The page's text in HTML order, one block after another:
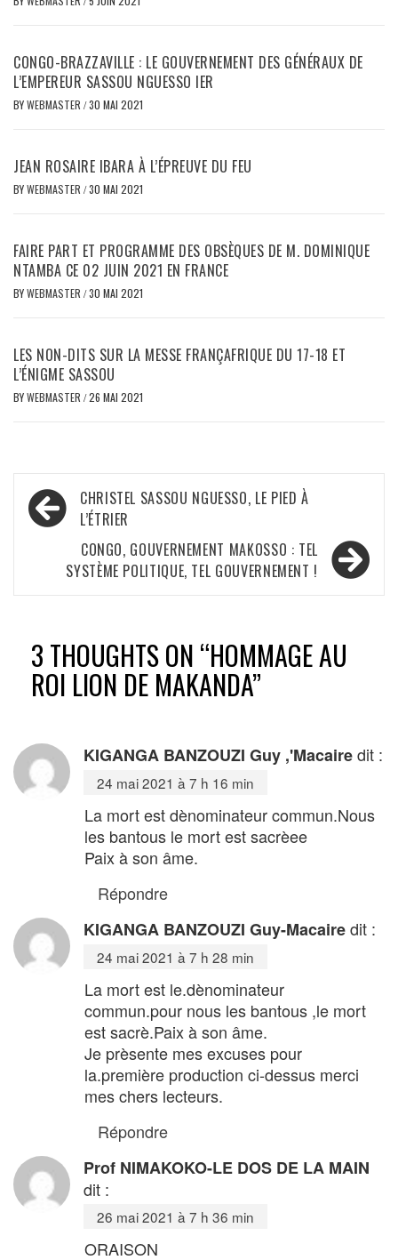
CONGO-BRAZZAVILLE : LE GOUVERNEMENT DES GÉNÉRAUX DE
L’EMPEREUR SASSOU NGUESSO IER
BYWEBMASTER /30 MAI 2021
JEAN ROSAIRE IBARA À L’ÉPREUVE DU FEU
BYWEBMASTER /30 MAI 2021
FAIRE PART ET PROGRAMME DES OBSÈQUES DE M. DOMINIQUE
NTAMBA CE 02 JUIN 2021 EN FRANCE
BYWEBMASTER /30 MAI 2021
LES NON-DITS SUR LA MESSE FRANÇAFRIQUE DU 17-18 ET
L’ÉNIGME SASSOU
BYWEBMASTER /26 MAI 2021
Navigation
de
l’article
CHRISTEL SASSOU NGUESSO, LE PIED À
L’ÉTRIER
CONGO, GOUVERNEMENT MAKOSSO : TEL
SYSTÈME POLITIQUE, TEL GOUVERNEMENT !
3 THOUGHTS ON “HOMMAGE AU
ROI LION DE MAKANDA”
KIGANGA BANZOUZI Guy ,'Macairedit :
24 mai 2021 à 7 h 16 min
La mort est dènominateur commun.Nous
les bantous le mort est sacrèee
Paix à son âme.
Répondre
KIGANGA BANZOUZI Guy-Macairedit :
24 mai 2021 à 7 h 28 min
La mort est le.dènominateur
commun.pour nous les bantous ,le mort
est sacrè.Paix à son âme.
Je prèsente mes excuses pour
la.première production ci-dessus merci
mes chers lecteurs.
Répondre
Prof NIMAKOKO-LE DOS DE LA MAIN
dit :
26 mai 2021 à 7 h 36 min
ORAISON